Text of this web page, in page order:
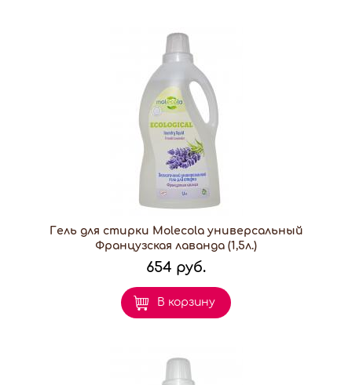
Гель для стирки Molecola универсальный
Французская лаванда (1,5л.)
654 руб.
В корзину